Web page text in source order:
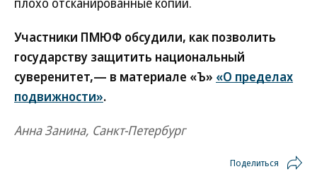
Участники ПМЮФ обсудили, как позволить
государству защитить национальный
суверенитет,— в материале «Ъ» «О пределах
подвижности».
Анна Занина, Санкт-Петербург
Поделиться